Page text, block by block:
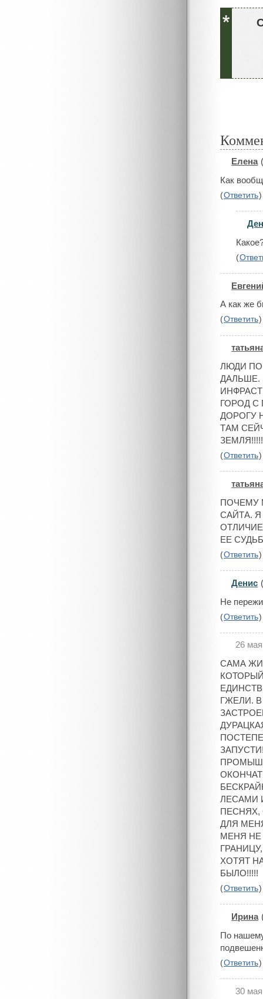
#Елена
Как
(Ответить)
#
(
#
А как же
(Ответить)
#
ЛЮДИ
ДАЛЬШЕ.
ГОРОД С
ДОРОГУ
ТАМ
(Ответить)
#
ПОЧЕМУ
САЙТА.
ЕЕ
(Ответить)
#Денис
Не
(Ответить)
26
САМА
ГЖЕЛИ.
ЛЕСАМИ
ПЕСНЯХ,
ДЛЯ
МЕНЯ
ХОТЯТ
БЫЛО!!!!!
(Ответить)
#Ирина
По
(Ответить)
30